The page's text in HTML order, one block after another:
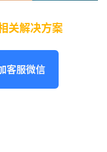
关解决方案
客服微信